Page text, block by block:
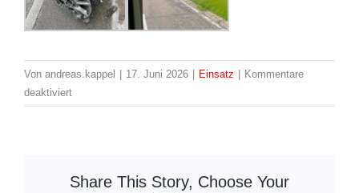
Von andreas.kappel 17. Juni 2026 Einsatz
Kommentare
deaktiviertfür
Einsatzbericht
schwerer
Share This Story, Choose Your